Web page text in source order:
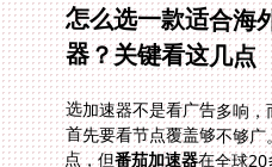
怎么选一款适合海
器？关键看这几点
选加速器不是看广告多响
首先要看节点覆盖够不够
点，但番茄加速器在全球
件后会自动
时，它匹配
180ms降到
常有多个设